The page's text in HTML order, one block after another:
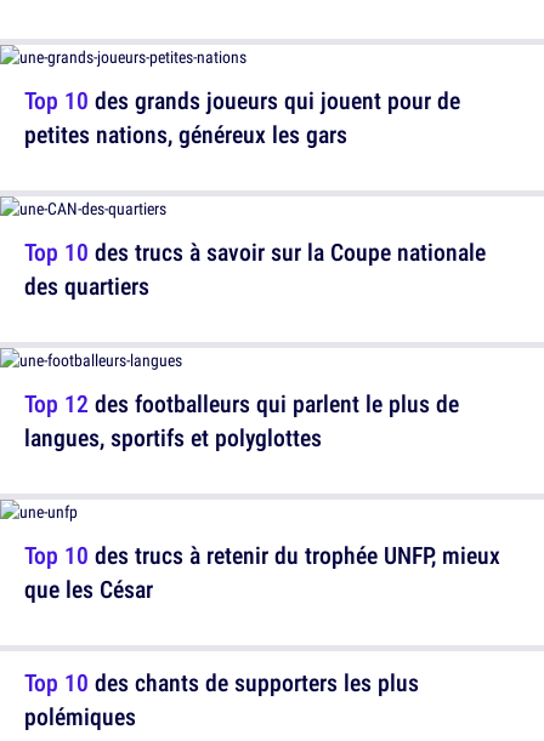
Top 10 des trucs à savoir sur la Coupe nationale
des quartiers
Top 10 des trucs à retenir du trophée UNFP, mieux
que les César
Top 10 des grands joueurs qui jouent pour de
petites nations, généreux les gars
Top 12 des footballeurs qui parlent le plus de
langues, sportifs et polyglottes
Top 10 des chants de supporters les plus
polémiques